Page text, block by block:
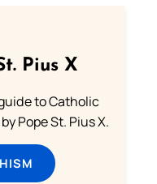
Pius X
to Catholic
Pope St. Pius X.